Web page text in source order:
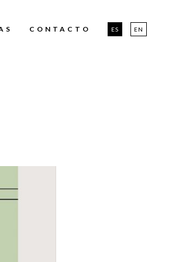
CONTACTO ES EN